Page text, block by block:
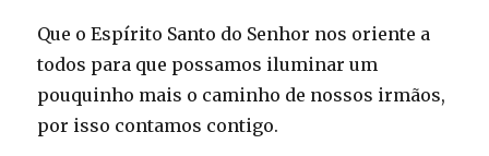
Que o Espírito Santo do Senhor nos oriente a
todos para que possamos iluminar um
pouquinho mais o caminho de nossos irmãos,
por isso contamos contigo.